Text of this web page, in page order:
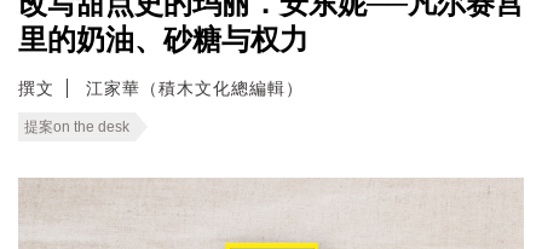
里的奶油、砂糖与权力
撰文 江家華（積木文化總編輯）
提案on the desk